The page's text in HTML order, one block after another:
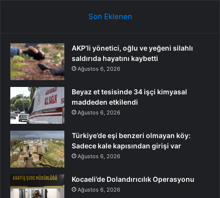
Son Eklenen
AKP’li yönetici, oğlu ve yeğeni silahlı
saldırıda hayatını kaybetti
Ağustos 6, 2026
Beyaz et tesisinde 34 işçi kimyasal
maddeden etkilendi
Ağustos 6, 2026
Türkiye’de eşi benzeri olmayan köy:
Sadece kale kapısından girişi var
Ağustos 6, 2026
Kocaeli’de Dolandırıcılık Operasyonu
Ağustos 6, 2026